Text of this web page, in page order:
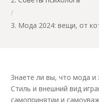
/
Мода 2024: вещи, от
Знаете ли вы, что мода и
Стиль и внешний вид
самопринятии и